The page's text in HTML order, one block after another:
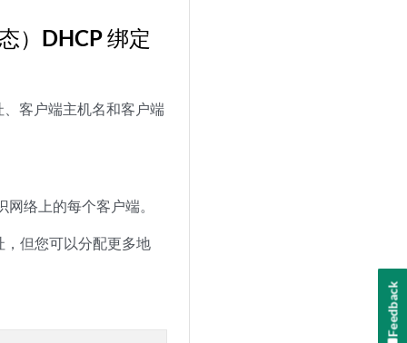
）DHCP 绑定
客户端主机名和客户端
络上的每个客户端。
但您可以分配更多地
Feedback